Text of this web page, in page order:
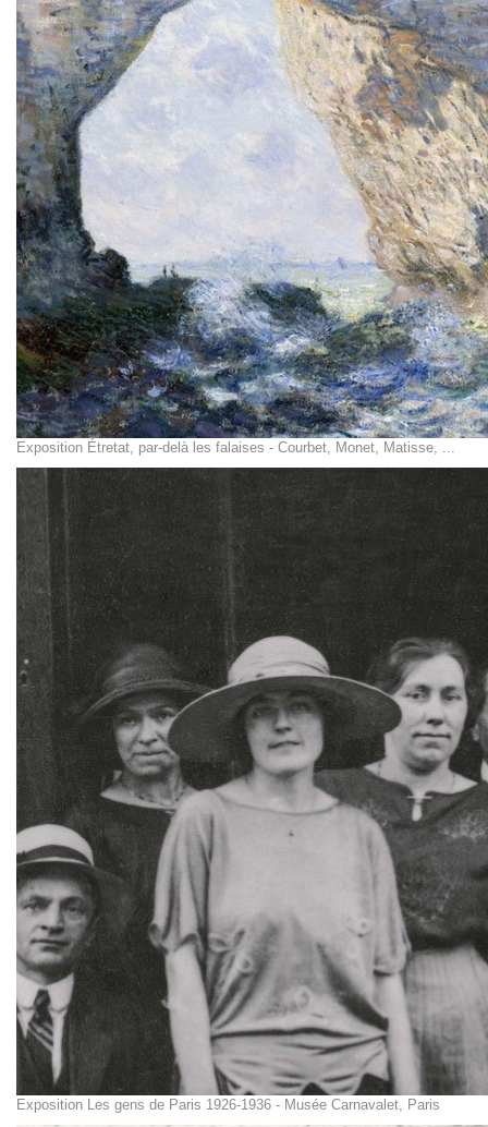
Exposition Étretat, par-delà les falaises - Courbet, Monet, Matisse, ...
Exposition Les gens de Paris 1926-1936 - Musée Carnavalet, Paris